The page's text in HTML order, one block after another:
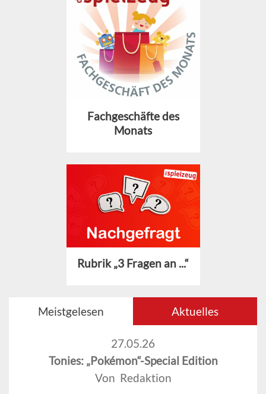
Fachgeschäfte des
Monats
Rubrik „3 Fragen an ...“
Meistgelesen Aktuelles
27.05.26
Tonies: „Pokémon“-Special Edition
Von Redaktion